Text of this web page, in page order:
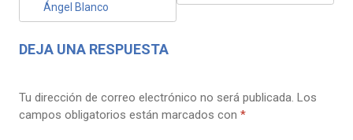
ENTRADAS
Ángel Blanco
DEJA UNA RESPUESTA
Tu dirección de correo electrónico no será publicada. Los
campos obligatorios están marcados con *